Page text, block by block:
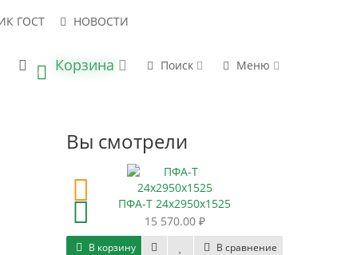
ГОСТ НОВОСТИ
0 Корзина Поиск Меню
В НАЛИЧИИ НАПРАВИТЬ ЗАПРОС
Вы смотрели
ПФА-Т 24х2950х1525
15 570.00 ₽
В корзину В сравнение